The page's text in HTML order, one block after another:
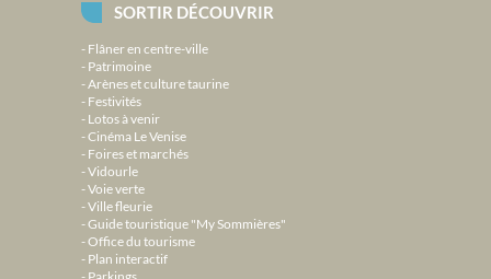
SORTIR DÉCOUVRIR
Flâner en centre-ville
Patrimoine
Arènes et culture taurine
Festivités
Lotos à venir
Cinéma Le Venise
Foires et marchés
Vidourle
Voie verte
Ville fleurie
Guide touristique "My Sommières"
Office du tourisme
Plan interactif
Parkings